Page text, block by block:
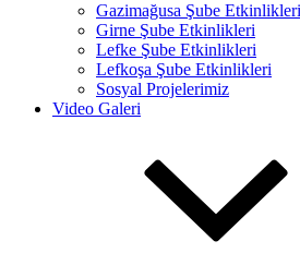
Gazimağusa Şube Etkinlikleri
Girne Şube Etkinlikleri
Lefke Şube Etkinlikleri
Lefkoşa Şube Etkinlikleri
Sosyal Projelerimiz
Video Galeri